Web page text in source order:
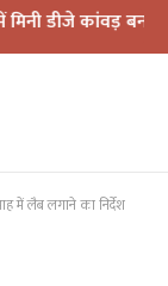
कांवड़ बना आकर्षण
में लैब लगाने का निर्देश